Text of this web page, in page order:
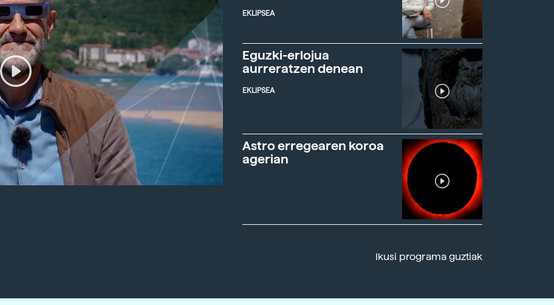
EKLIPSEA
Eguzki-erlojua
aurreratzen denean
EKLIPSEA
Astro erregearen koroa
agerian
Ikusi programa guztiak